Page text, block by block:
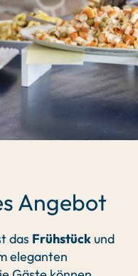
Angebot
das Frühstück und
eleganten